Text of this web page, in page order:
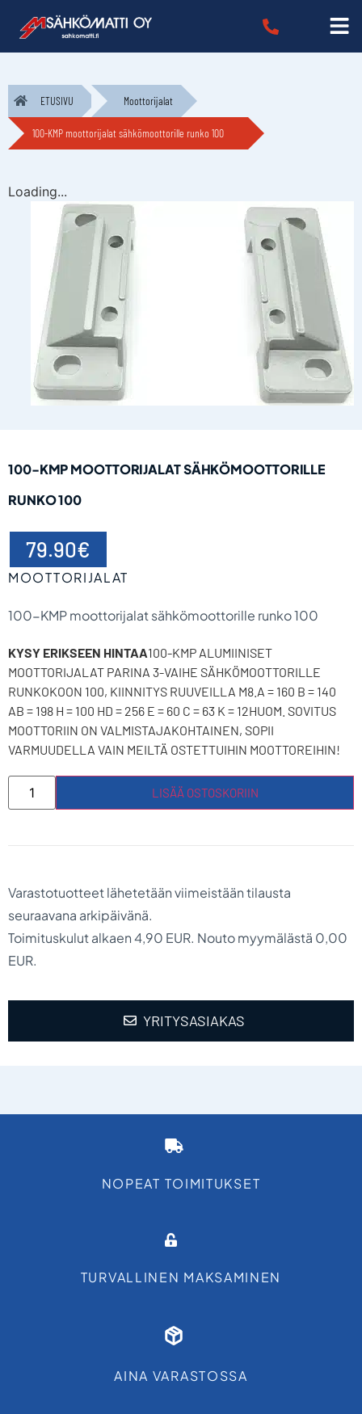
ETUSIVU Moottorijalat
100-KMP moottorijalat sähkömoottorille runko 100
Loading...
100-KMP MOOTTORIJALAT SÄHKÖMOOTTORILLE
RUNKO 100
79.90€
MOOTTORIJALAT
100-KMP moottorijalat sähkömoottorille runko 100
KYSY ERIKSEEN HINTAA100-KMP ALUMIINISET
MOOTTORIJALAT PARINA 3-VAIHE SÄHKÖMOOTTORILLE
RUNKOKOON 100, KIINNITYS RUUVEILLA M8.A = 160 B = 140
AB = 198 H = 100 HD = 256 E = 60 C = 63 K = 12HUOM. SOVITUS
MOOTTORIIN ON VALMISTAJAKOHTAINEN, SOPII
VARMUUDELLA VAIN MEILTÄ OSTETTUIHIN MOOTTOREIHIN!
LISÄÄ OSTOSKORIIN
Varastotuotteet lähetetään viimeistään tilausta
seuraavana arkipäivänä.
Toimituskulut alkaen 4,90 EUR. Nouto myymälästä 0,00
EUR.
YRITYSASIAKAS
NOPEAT TOIMITUKSET
TURVALLINEN MAKSAMINEN
AINA VARASTOSSA